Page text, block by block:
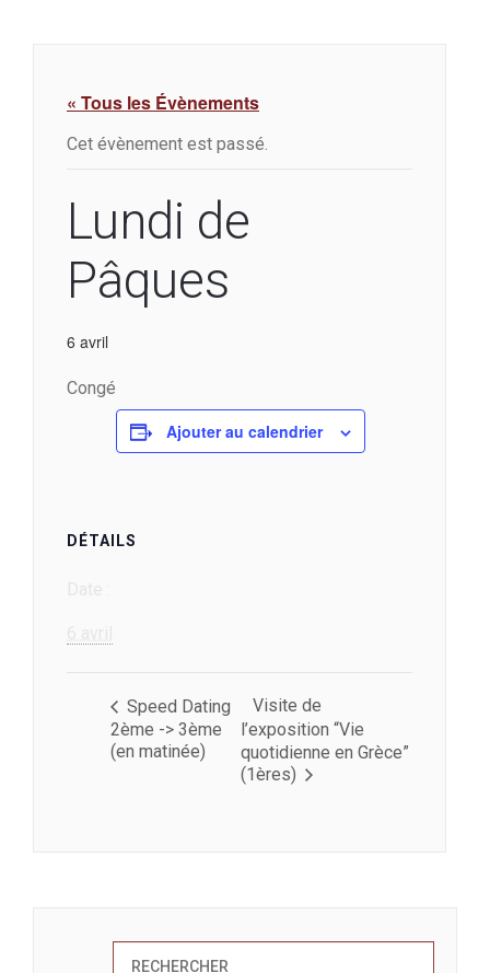
« Tous les Évènements
Cet évènement est passé.
Lundi de
Pâques
6 avril
Congé
Ajouter au calendrier
DÉTAILS
Speed Dating
2ème -> 3ème
(en matinée)
Visite de
l’exposition “Vie
quotidienne en Grèce”
(1ères)